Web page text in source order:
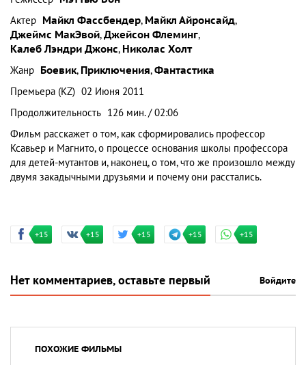
Актер Майкл Фассбендер, Майкл Айронсайд,
Джеймс МакЭвой,Джейсон Флеминг,
Калеб Лэндри Джонс, Николас Холт
Жанр Боевик, Приключения,Фантастика
Премьера (KZ) 02 Июня 2011
Продолжительность 126 мин. / 02:06
Фильм расскажет о том, как сформировались профессор
Ксавьер и Магнито, о процессе основания школы профессора
для детей-мутантов и, наконец, о том, что же произошло между
двумя закадычными друзьями и почему они расстались.
+15 +15 +15 +15 +15
Нет комментариев, оставьте первый Войдите
ПОХОЖИЕ ФИЛЬМЫ